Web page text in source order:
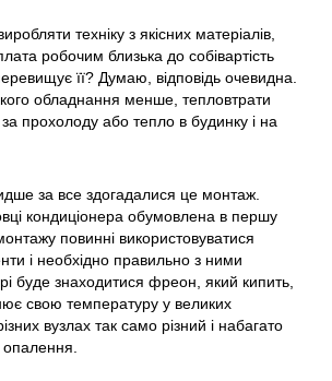
техніку з якісних матеріалів,
робочим близька до собівартість
її? Думаю, відповідь очевидна.
обладнання менше, тепловтрати
прохолоду або тепло в будинку і на
за все здогадалися це монтаж.
кондиціонера обумовлена в першу
повинні використовуватися
і необхідно правильно з ними
буде знаходитися фреон, який кипить,
свою температуру у великих
вузлах так само різний і набагато